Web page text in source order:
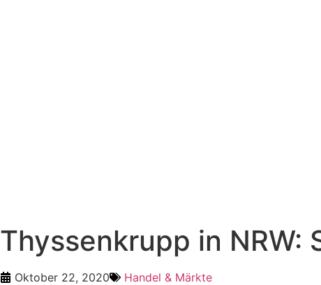
Thyssenkrupp in NRW:
Oktober 22, 2020 Handel & Märkte